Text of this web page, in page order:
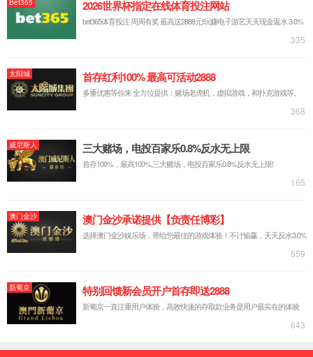
业务咨询电话
(021) 5895-0125
业务咨询邮箱